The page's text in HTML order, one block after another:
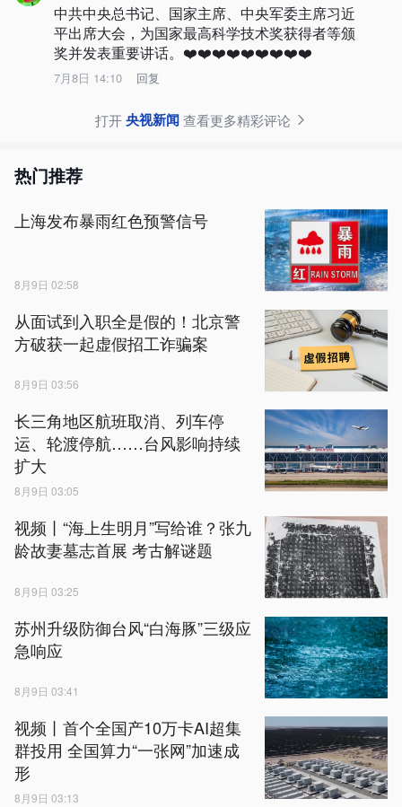
中共中央总书记、国家主席、中央军委主席习近
平出席大会，为国家最高科学技术奖获得者等颁
奖并发表重要讲话。❤️❤️❤️❤️❤️❤️❤️❤️❤️
7月8日 14:10 回复
打开央视新闻查看更多精彩评论
热门推荐
上海发布暴雨红色预警信号
8月9日 02:58
从面试到入职全是假的！北京警
方破获一起虚假招工诈骗案
8月9日 03:56
长三角地区航班取消、列车停
运、轮渡停航……台风影响持续
扩大
8月9日 03:05
视频丨“海上生明月”写给谁？张九
龄故妻墓志首展 考古解谜题
8月9日 03:25
苏州升级防御台风“白海豚”三级应
急响应
8月9日 03:41
视频丨首个全国产10万卡AI超集
群投用 全国算力“一张网”加速成
形
8月9日 03:13